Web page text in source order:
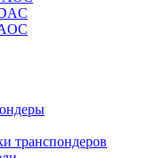
транспондеров